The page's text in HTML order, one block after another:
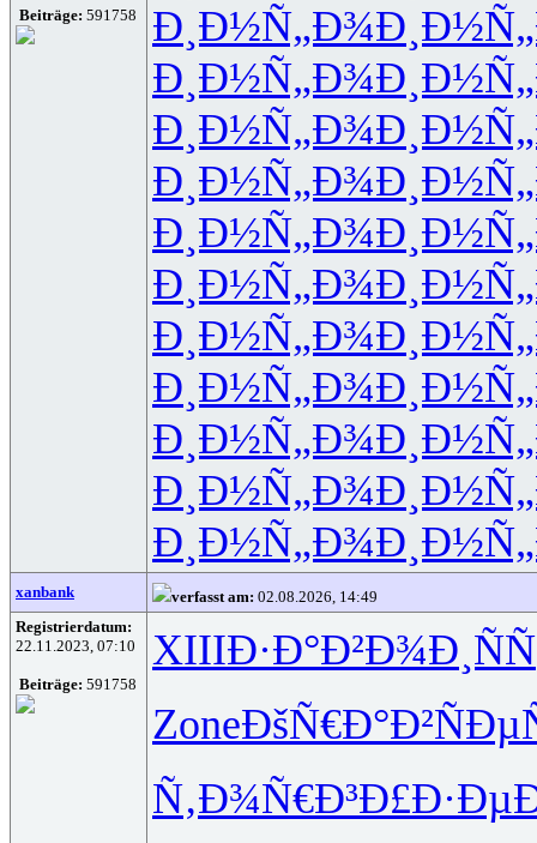
Beiträge: 591758
Ð¸Ð½Ñ„Ð¾
Ð¸Ð½Ñ„Ð¾
Ð¸Ð½Ñ„Ð¾
Ð¸Ð½Ñ„Ð¾
Ð¸Ð½Ñ„Ð¾
Ð¸Ð½Ñ„Ð¾
Ð¸Ð½Ñ„Ð¾
Ð¸Ð½Ñ„Ð¾
Ð¸Ð½Ñ„Ð¾
Ð¸Ð½Ñ„Ð¾
Ð¸Ð½Ñ„Ð¾
xanbank verfasst am: 02.08.2026, 14:49
Registrierdatum:
22.11.2023, 07:10
Beiträge: 591758
XIIIÐ·Ð°Ð²Ð¾
ZoneÐšÑ€Ð°Ð²
Ñ‚Ð¾Ñ€Ð³